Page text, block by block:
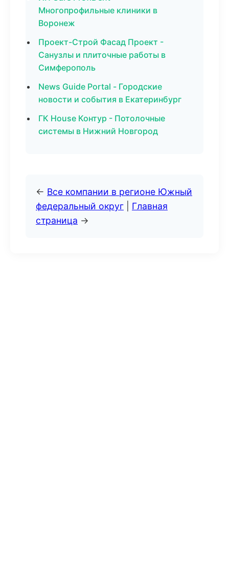
Многопрофильные клиники в
Воронеж
Проект-Строй Фасад Проект -
Санузлы и плиточные работы в
Симферополь
News Guide Portal - Городские
новости и события в Екатеринбург
ГК House Контур - Потолочные
системы в Нижний Новгород
← Все компании в регионе Южный
федеральный округ
Главная
страница →